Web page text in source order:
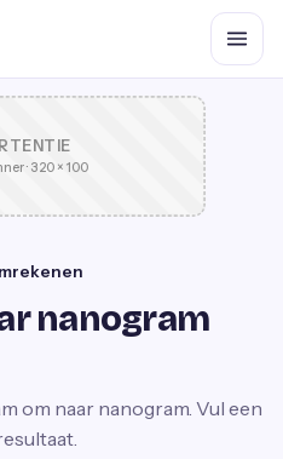
· 320 × 100
nanogram
om naar nanogram. Vul een